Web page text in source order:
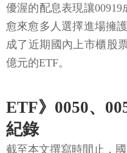
優渥的配息表現讓
愈來愈多人選擇進場擁
成了近期國內上市櫃股
億元的ETF。
ETF》0050、
紀錄
截至本文撰寫時間止，